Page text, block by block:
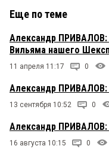
Еще по теме
Александр ПРИВАЛОВ:
Вильяма нашего
11 апреля 11:17 0
Александр ПРИВАЛОВ:
13 сентября 10:52 0
Александр
16 августа 10:15 0